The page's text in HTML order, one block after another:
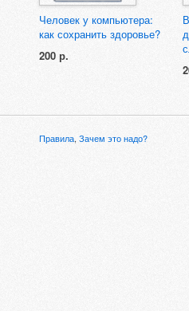
Человек у компьютера:
как сохранить здоровье?
200 р.
Правила, Зачем это надо?